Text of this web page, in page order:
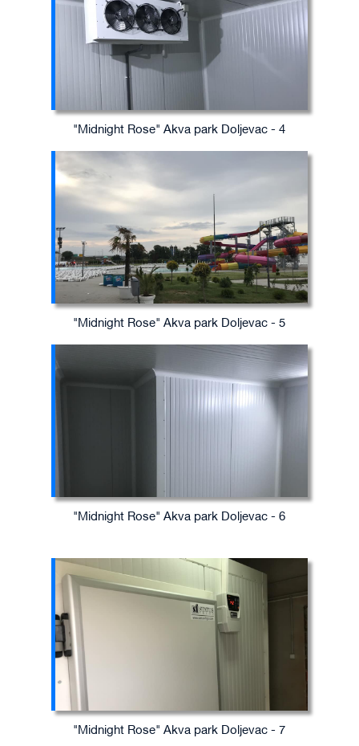
"Midnight Rose" Akva park Doljevac - 4
"Midnight Rose" Akva park Doljevac - 5
"Midnight Rose" Akva park Doljevac - 6
"Midnight Rose" Akva park Doljevac - 7